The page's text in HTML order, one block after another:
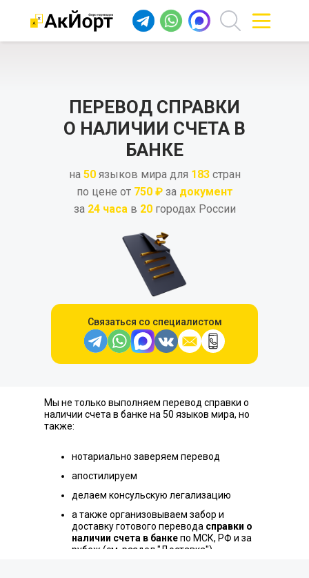
ПЕРЕВОД СПРАВКИ
О НАЛИЧИИ СЧЕТА В
БАНКЕ
на 50языков мира для 183стран
по цене от 750 ₽за документ
за 24 часав 20 городах России
Связаться со специалистом
Мы не только выполняем перевод справки о
наличии счета в банке на 50 языков мира, но
также:
нотариально заверяем перевод
апостилируем
делаем консульскую легализацию
а также организовываем забор и
доставку готового перевода справки о
наличии счета в банкепо МСК, РФ и за
рубеж (см. раздел "Доставка")